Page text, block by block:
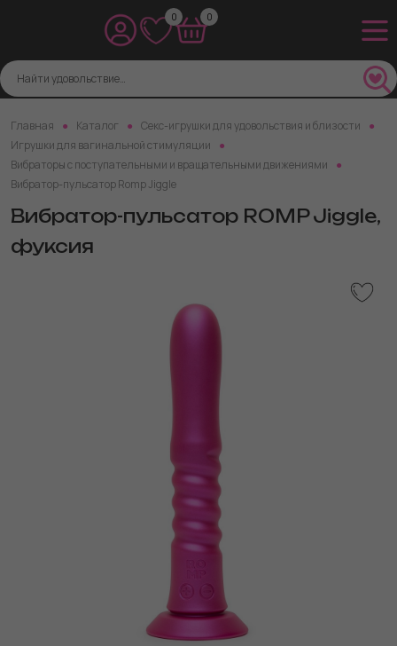
0 0
Главная Каталог
Секс-игрушки для удовольствия и близости
Игрушки для вагинальной стимуляции
Вибраторы с поступательными и вращательными движениями
Вибратор-пульсатор Romp Jiggle
Вибратор-пульсатор ROMP Jiggle,
фуксия